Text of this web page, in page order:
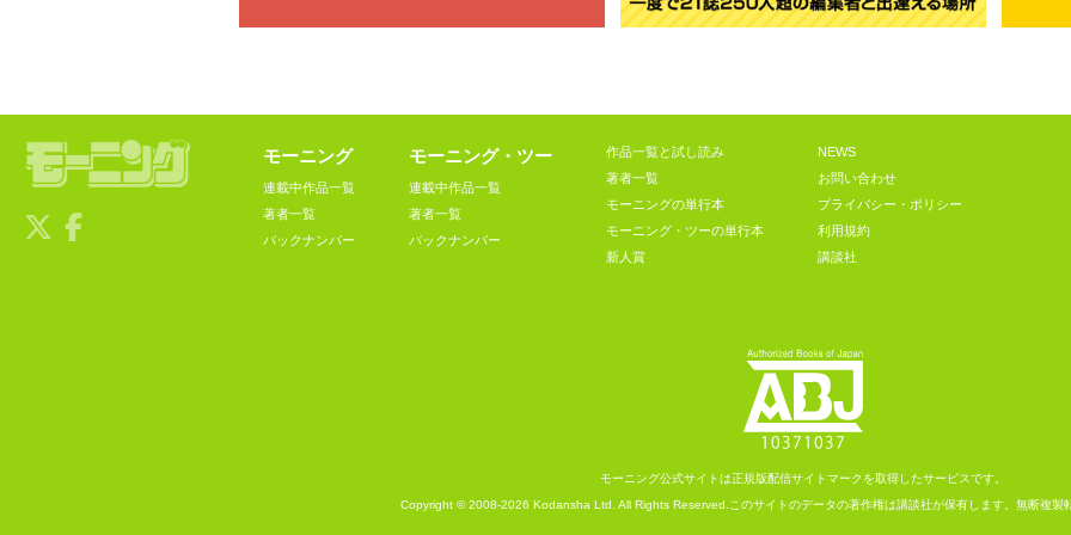
モーニング
連載中作品一覧
著者一覧
バックナンバー
モーニング・ツー
連載中作品一覧
著者一覧
バックナンバー
作品一覧と試し読み
著者一覧
モーニングの単行本
モーニング・ツーの単行本
新人賞
NEWS
お問い合わせ
プライバシー・ポリシー
利用規約
講談社
モーニング公式サイトは正規版配信サイトマークを取得したサービスです。
Copyright © 2008-2026 Kodansha Ltd. All Rights Reserved. このサイトのデータの著作権は講談社が保有します。 無断複製